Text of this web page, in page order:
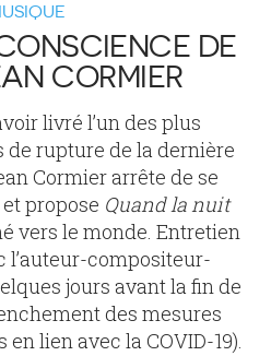
DE
CORMIER
livré l’un des plus
rupture de la dernière
Cormier arrête de se
propose Quand la nuit
vers le monde. Entretien
l’auteur-compositeur-
jours avant la fin de
des mesures
lien avec la COVID-19).